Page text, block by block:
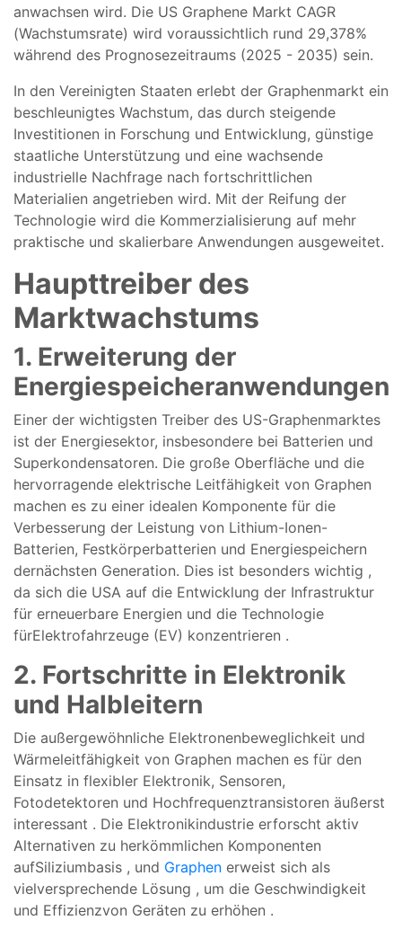
anwachsen wird. Die US Graphene Markt CAGR
(Wachstumsrate) wird voraussichtlich rund 29,378%
während des Prognosezeitraums (2025 - 2035) sein.
In den Vereinigten Staaten erlebt der Graphenmarkt ein
beschleunigtes Wachstum, das durch steigende
Investitionen in Forschung und Entwicklung, günstige
staatliche Unterstützung und eine wachsende
industrielle Nachfrage nach fortschrittlichen
Materialien angetrieben wird. Mit der Reifung der
Technologie wird die Kommerzialisierung auf mehr
praktische und skalierbare Anwendungen ausgeweitet.
Haupttreiber des
Marktwachstums
1. Erweiterung der
Energiespeicheranwendungen
Einer der wichtigsten Treiber des US-Graphenmarktes
ist der Energiesektor, insbesondere bei Batterien und
Superkondensatoren. Die große Oberfläche und die
hervorragende elektrische Leitfähigkeit von Graphen
machen es zu einer idealen Komponente für die
Verbesserung der Leistung von Lithium-Ionen-
Batterien, Festkörperbatterien und Energiespeichern
dernächsten Generation. Dies ist besonders wichtig ,
da sich die USA auf die Entwicklung der Infrastruktur
für erneuerbare Energien und die Technologie
fürElektrofahrzeuge (EV) konzentrieren .
2. Fortschritte in Elektronik
und Halbleitern
Die außergewöhnliche Elektronenbeweglichkeit und
Wärmeleitfähigkeit von Graphen machen es für den
Einsatz in flexibler Elektronik, Sensoren,
Fotodetektoren und Hochfrequenztransistoren äußerst
interessant . Die Elektronikindustrie erforscht aktiv
Alternativen zu herkömmlichen Komponenten
aufSiliziumbasis , und Graphen erweist sich als
vielversprechende Lösung , um die Geschwindigkeit
und Effizienzvon Geräten zu erhöhen .